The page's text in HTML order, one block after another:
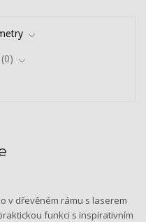
0
v dřevěném rámu s laserem
funkci s inspirativním